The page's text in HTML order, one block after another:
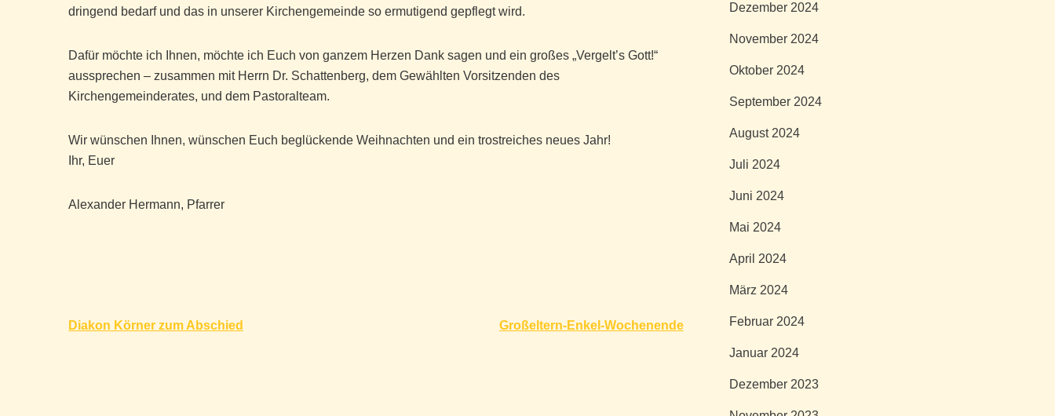
dringend bedarf und das in unserer Kirchengemeinde so ermutigend gepflegt wird.
Dafür möchte ich Ihnen, möchte ich Euch von ganzem Herzen Dank sagen und ein großes „Vergelt’s Gott!“
aussprechen – zusammen mit Herrn Dr. Schattenberg, dem Gewählten Vorsitzenden des
Kirchengemeinderates, und dem Pastoralteam.
Wir wünschen Ihnen, wünschen Euch beglückende Weihnachten und ein trostreiches neues Jahr!
Ihr, Euer
Alexander Hermann, Pfarrer
Beitragsnavigation
Diakon Körner zum Abschied Großeltern-Enkel-Wochenende
Dezember 2024
November 2024
Oktober 2024
September 2024
August 2024
Juli 2024
Juni 2024
Mai 2024
April 2024
März 2024
Februar 2024
Januar 2024
Dezember 2023